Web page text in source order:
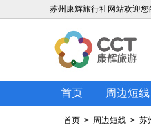
苏州康辉旅行社 网站欢迎您
首页 周边短线
首页 > 周边短线 > 苏